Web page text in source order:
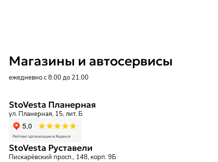
Магазины и автосервисы
ежедневно с 8.00 до 21.00
StoVesta Планерная
ул. Планерная, 15, лит. Б
StoVesta Руставели
Пискарёвский просп., 148, корп. 9Б